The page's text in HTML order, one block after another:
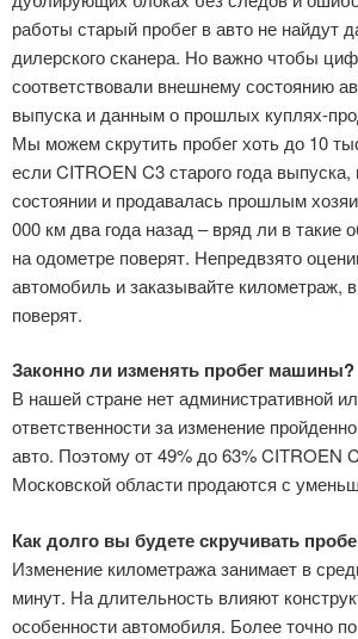
работы старый пробег в авто не найдут
дилерского сканера. Но важно чтобы
соответствовали внешнему состоянию
выпуска и данным о прошлых куплях-
Мы можем скрутить пробег хоть до 10
если CITROEN C3 старого года
состоянии и продавалась прошлым
000 км два года назад – вряд ли в
на одометре поверят. Непредвзято
автомобиль и заказывайте километраж,
поверят.
Законно ли изменять пробег машины?
В нашей стране нет административной
ответственности за изменение
авто. Поэтому от 49% до 63% CITROEN
Московской области продаются с
Как долго вы будете скручивать
Изменение километража занимает в
минут. На длительность влияют
особенности автомобиля. Более точно